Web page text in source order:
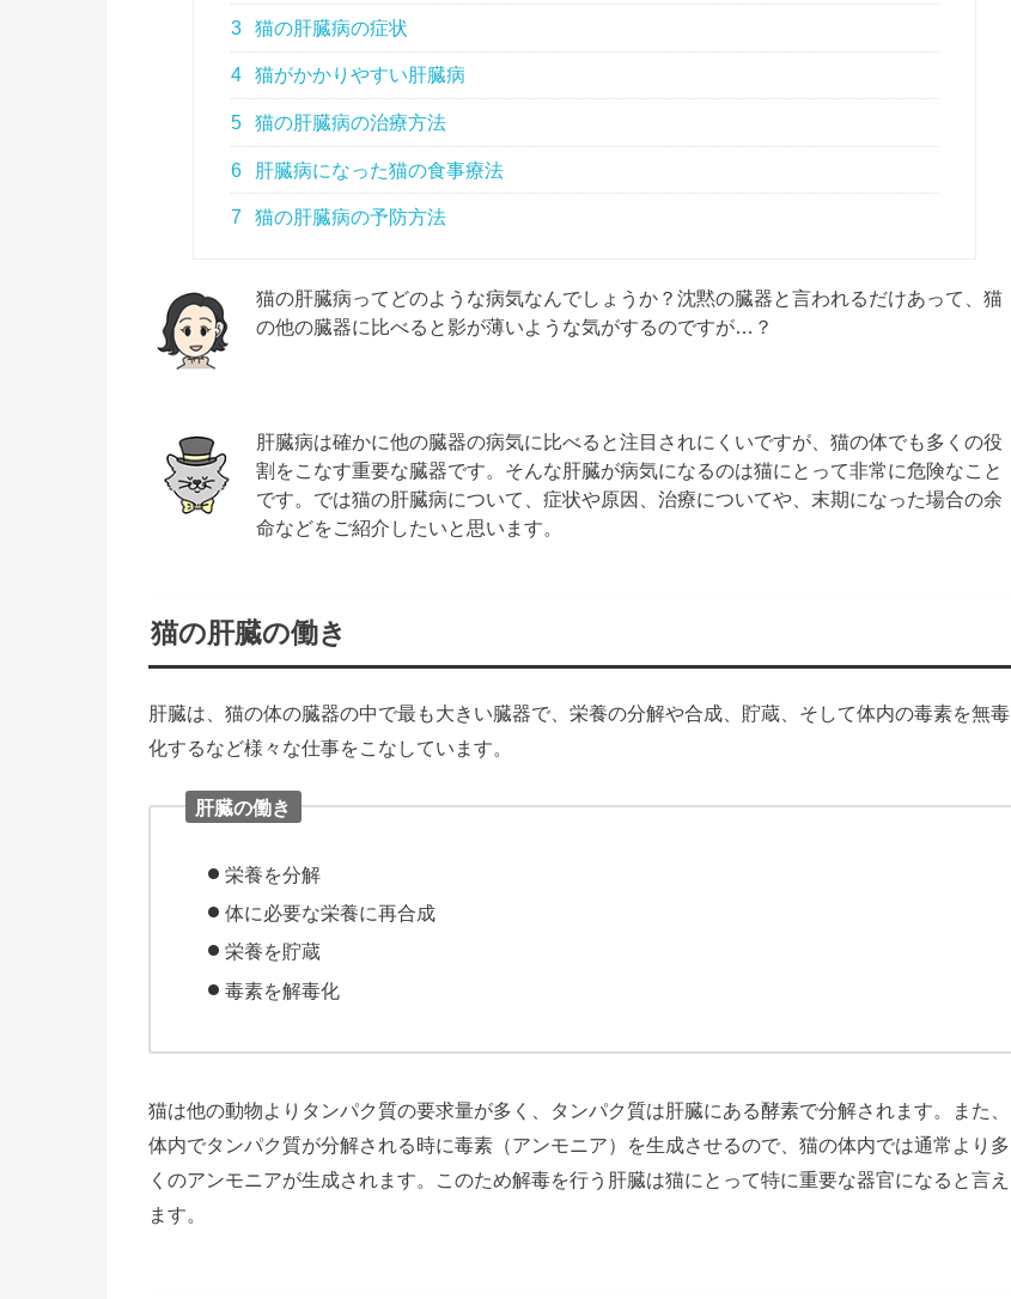
3 猫の肝臓病の症状
4 猫がかかりやすい肝臓病
5 猫の肝臓病の治療方法
6 肝臓病になった猫の食事療法
7 猫の肝臓病の予防方法
猫の肝臓病ってどのような病気なんでしょうか？沈黙の臓器と言われるだけあって、猫
の他の臓器に比べると影が薄いような気がするのですが…？
肝臓病は確かに他の臓器の病気に比べると注目されにくいですが、猫の体でも多くの役
割をこなす重要な臓器です。そんな肝臓が病気になるのは猫にとって非常に危険なこと
です。では猫の肝臓病について、症状や原因、治療についてや、末期になった場合の余
命などをご紹介したいと思います。
猫の肝臓の働き
肝臓は、猫の体の臓器の中で最も大きい臓器で、栄養の分解や合成、貯蔵、そして体内の毒素を無毒
化するなど様々な仕事をこなしています。
肝臓の働き
栄養を分解
体に必要な栄養に再合成
栄養を貯蔵
毒素を解毒化
猫は他の動物よりタンパク質の要求量が多く、タンパク質は肝臓にある酵素で分解されます。また、
体内でタンパク質が分解される時に毒素（アンモニア）を生成させるので、猫の体内では通常より多
くのアンモニアが生成されます。このため解毒を行う肝臓は猫にとって特に重要な器官になると言え
ます。